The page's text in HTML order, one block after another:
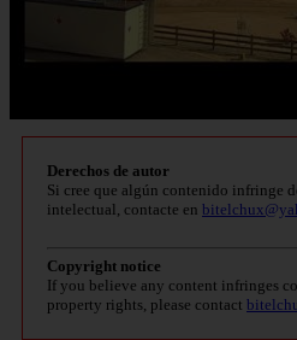
Derechos de autor
Si cree que algún contenido infringe
intelectual, contacte en
Copyright notice
If you believe any content infringes
property rights, please contact